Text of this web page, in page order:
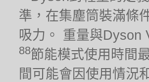
準，在集塵筒裝滿條
吸力。 重量與
88節能模式使用時間
間可能會因使用情況